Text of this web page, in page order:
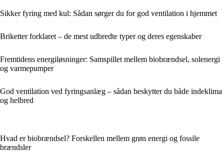
Sikker fyring med kul: Sådan sørger du for god ventilation i hjemmet
Briketter forklaret – de mest udbredte typer og deres egenskaber
Fremtidens energiløsninger: Samspillet mellem biobrændsel, solenergi
og varmepumper
God ventilation ved fyringsanlæg – sådan beskytter du både indeklima
og helbred
Hvad er biobrændsel? Forskellen mellem grøn energi og fossile
brændsler